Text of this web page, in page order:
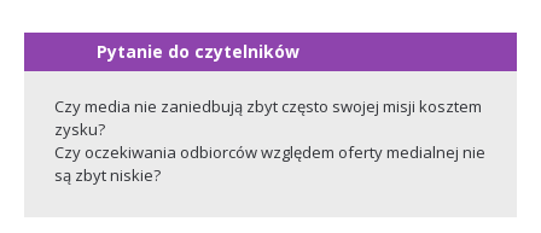
Czy media nie zaniedbują zbyt często swojej misji kosztem
zysku?
Czy oczekiwania odbiorców względem oferty medialnej nie
są zbyt niskie?